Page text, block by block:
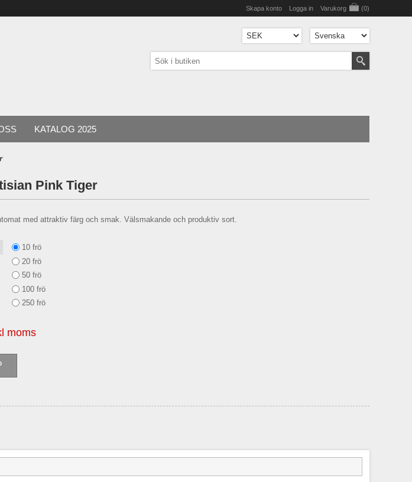
Skapa konto Logga in Varukorg (0)
KATALOG 2025
Pink Tiger
med attraktiv färg och smak. Välsmakande och produktiv sort.
10 frö
20 frö
50 frö
100 frö
250 frö
moms